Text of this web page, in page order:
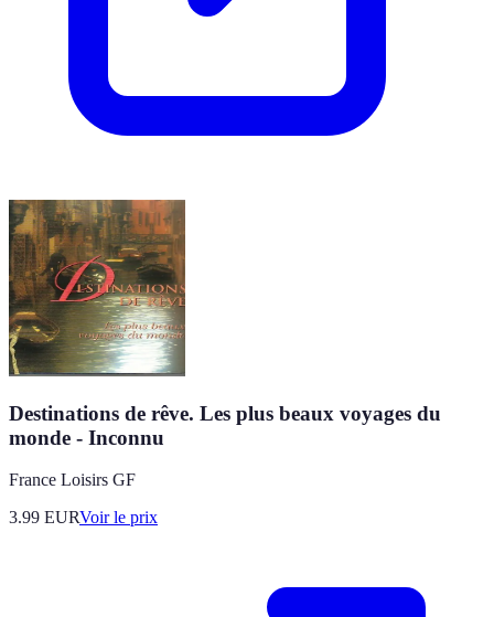
Destinations de rêve. Les plus beaux voyages du
monde - Inconnu
France Loisirs GF
3.99 EURVoir le prix